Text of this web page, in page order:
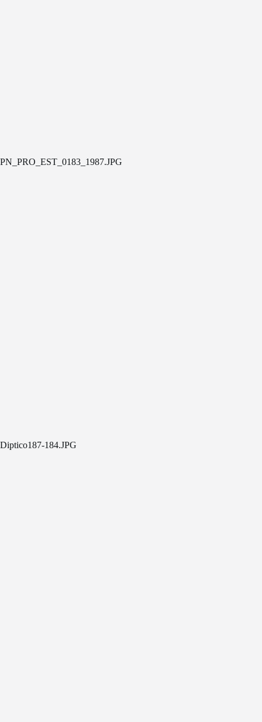
PN_PRO_EST_0183_1987.JPG
Diptico187-184.JPG